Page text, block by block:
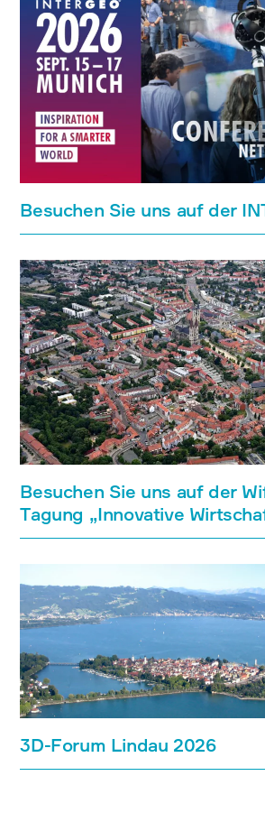
Besuchen Sie uns auf der
Besuchen Sie uns auf der
Tagung „Innovative
3D-Forum Lindau 2026